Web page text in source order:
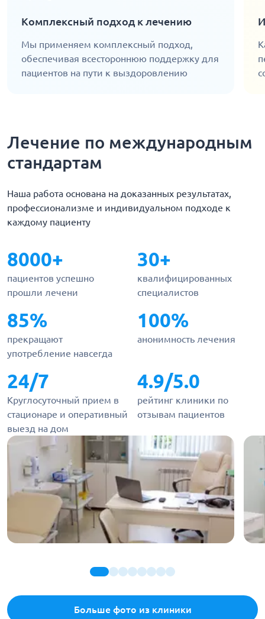
Комплексный подход к лечению
Мы применяем комплексный подход,
обеспечивая всестороннюю поддержку для
пациентов на пути к выздоровлению
Лечение по международным
стандартам
Наша работа основана на доказанных результатах,
профессионализме и индивидуальном подходе к
каждому пациенту
8000+
пациентов успешно
прошли лечени
30+
квалифицированных
специалистов
85%
прекращают
употребление навсегда
100%
анонимность лечения
24/7
Круглосуточный прием в
стационаре и оперативный
выезд на дом
4.9/5.0
рейтинг клиники по
отзывам пациентов
Больше фото из клиники